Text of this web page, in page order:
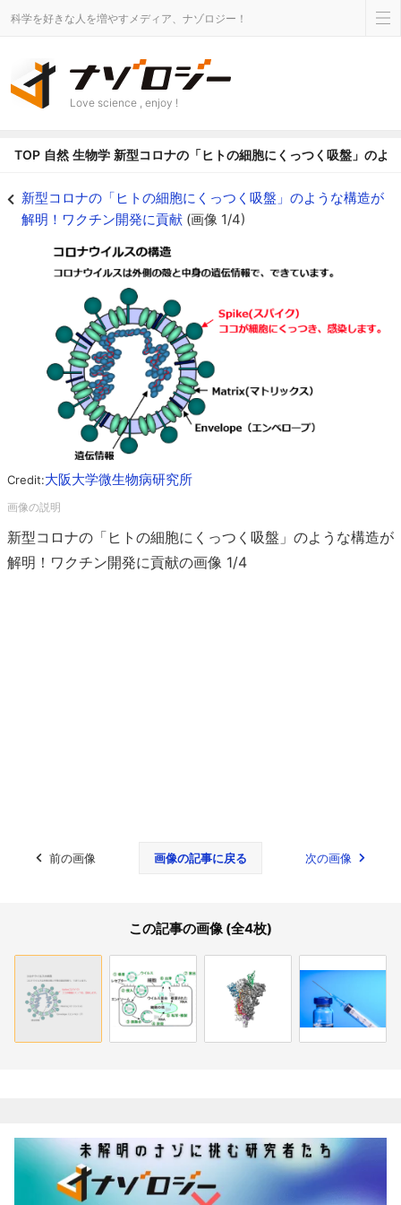
科学を好きな人を増やすメディア、ナゾロジー！
Love science , enjoy !
TOP 自然 生物学 新型コロナの「ヒトの細胞にくっつく吸盤」のよ
新型コロナの「ヒトの細胞にくっつく吸盤」のような構造が
解明！ワクチン開発に貢献 (画像 1/4)
Credit:大阪大学微生物病研究所
新型コロナの「ヒトの細胞にくっつく吸盤」のような構造が
解明！ワクチン開発に貢献の画像 1/4
前の画像 画像の記事に戻る 次の画像
この記事の画像 (全4枚)